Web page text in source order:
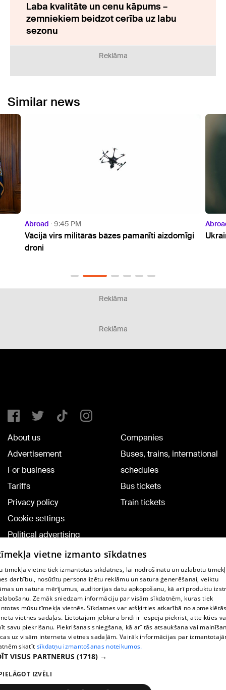
Laba kvalitāte un cenu kāpums –
zemniekiem beidzot cerība uz labu
sezonu
Reklāma
Similar news
pamanīti aizdomīgi Ukrainas prezidents ieradies
Reklāma
Reklāma
About us
Advertisement
For business
Tariffs
Privacy policy
Cookie settings
Political advertising
Cookie policy
Commenting terms
Companies
Buses, trains, international
schedules
Bus tickets
Train tickets
TV program
Contract rules
360 Ziņu kontakti
Helio Media
Vortal assistance service: e-mail -
vietne izmanto sīkdatnes
tīmekļa vietnē tiek izmantotas sīkdatnes, lai nodrošinātu un uzlabotu
darbību., nosūtītu personalizētu reklāmu un satura ģenerēšanai, veiktu
un satura mērījumus, auditorijas datu apkopošanu, kā arī produktu
Zemāk sniedzam informāciju par visām sīkdatnēm, kuras tiek
mūsu tīmekļa vietnēs. Sīkdatnes var atšķirties atkarībā no
vietnes sadaļas. Lietotājam jebkurā brīdī ir iespēja piekrist, atteikties
savu piekrišanu. Piekrišanas sniegšana, kā arī tās atsaukšana vai
uz visām interneta vietnes sadaļām. Vairāk informācijas par
skatīt sīkdatņu izmantošanas noteikumos.
VISUS PARTNERUS (1718) →
IZVĒLI